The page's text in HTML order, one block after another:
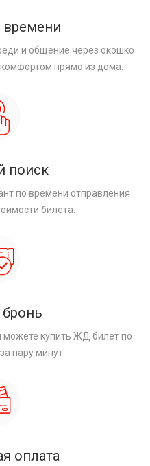
и общение через окошко
прямо из дома.
поиск
по времени отправления
билета.
купить ЖД билет по
пару минут.
оплата